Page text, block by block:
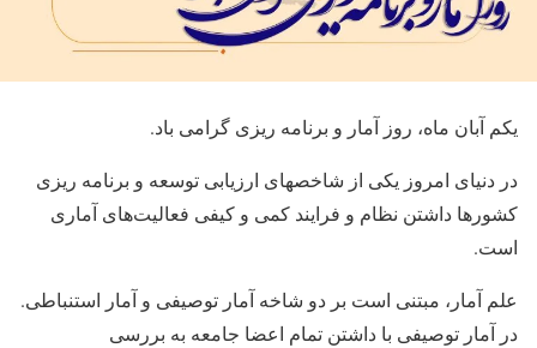
یکم آبان ماه، روز آمار و برنامه ریزی گرامی باد.
در دنیای امروز یکی از شاخص­های ارزیابی توسعه و برنامه ریزی
کشورها داشتن نظام و فرایند کمی و کیفی فعالیت‌های آماری
است‌.
علم آمار، مبتنی است بر دو شاخه آمار توصیفی و آمار استنباطی.
در آمار توصیفی با داشتن تمام اعضا جامعه به بررسی